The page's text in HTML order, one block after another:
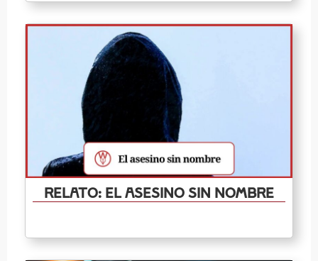
Relato: El Asesino Sin Nombre